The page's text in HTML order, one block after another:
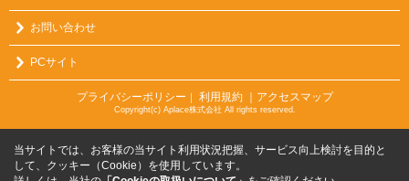
お問い合わせ
PCサイト
プライバシーポリシー ｜ 利用規約 ｜アクセスマップ
Copyright(c) Aplace株式会社 All rights reserved.
当サイトでは、お客様の当サイト利用状況把握、サービス向上検討を目的と
して、クッキー（Cookie）を使用しています。